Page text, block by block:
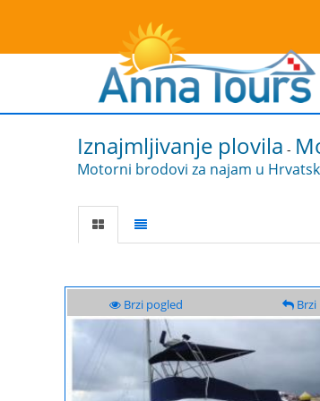
Iznajmljivanje plovila -
Motorni brodovi za najam u
Brzi pogled